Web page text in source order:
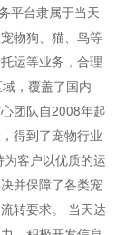
平台隶属于当天
物狗、猫、鸟等
运等业务，合理
，覆盖了国内
团队自2008年起
得到了宠物行业
客户以优质的运
并保障了各类宠
转要求。 当天达